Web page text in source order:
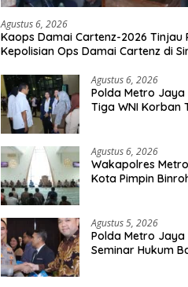
Agustus 6, 2026
Kaops Damai Cartenz-2026 Tinjau
Kepolisian Ops Damai Cartenz di
Agustus 6, 2026
Polda Metro Jaya
Tiga WNI Korban
Agustus 6, 2026
Wakapolres
Kota Pimpin
Agustus 5, 2026
Polda Metro Jaya
Seminar Hukum